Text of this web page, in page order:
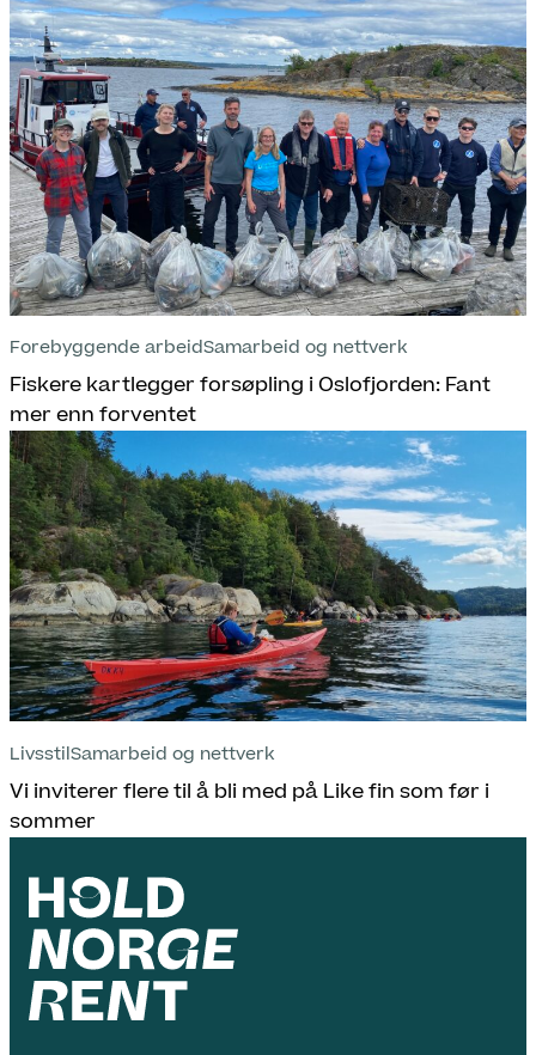
Forebyggende arbeidSamarbeid og nettverk
Fiskere kartlegger forsøpling i Oslofjorden: Fant
mer enn forventet
LivsstilSamarbeid og nettverk
Vi inviterer flere til å bli med på Like fin som før i
sommer